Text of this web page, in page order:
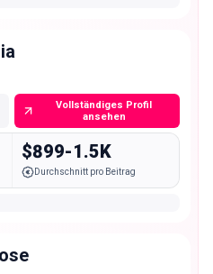
Vollständiges Profil
ansehen
$899-1.5K
Durchschnitt pro Beitrag